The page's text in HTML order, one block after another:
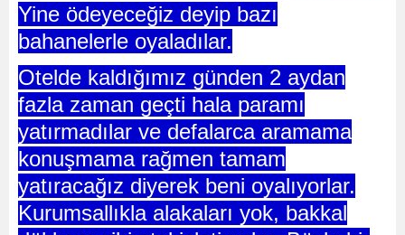
Yine ödeyeceğiz deyip bazı
bahanelerle oyaladılar.
Otelde kaldığımız günden 2 aydan
fazla zaman geçti hala paramı
yatırmadılar ve defalarca aramama
konuşmama rağmen tamam
yatıracağız diyerek beni oyalıyorlar.
Kurumsallıkla alakaları yok, bakkal